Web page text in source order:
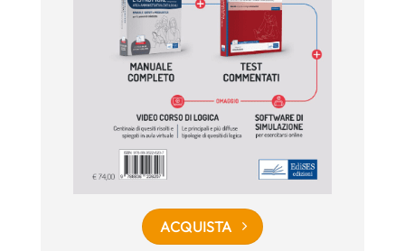
ACQUISTA